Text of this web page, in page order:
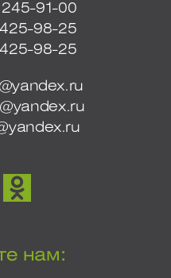
91-00
98-25
98-25
нам: